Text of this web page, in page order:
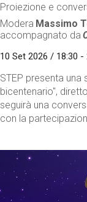
Proiezione e
Modera Massimo
accompagnato da
10 Set 2026 / 18:30 -
STEP presenta una
bicentenario",
seguirà una
con la